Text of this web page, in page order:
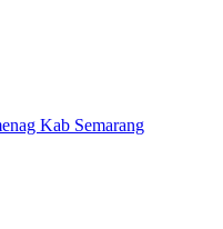
Kab Semarang